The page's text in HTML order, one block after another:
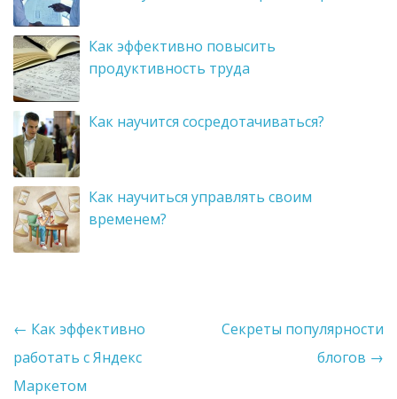
Как эффективно повысить
продуктивность труда
Как научится сосредотачиваться?
Как научиться управлять своим
временем?
Post navigation
← Как эффективно
работать с Яндекс
Маркетом
Секреты популярности
блогов →